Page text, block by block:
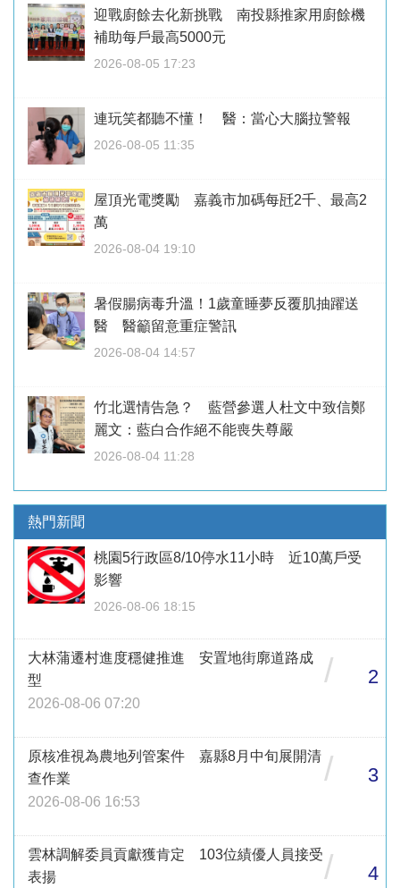
迎戰廚餘去化新挑戰 南投縣推家用廚餘機
補助每戶最高5000元
2026-08-05 17:23
連玩笑都聽不懂！ 醫：當心大腦拉警報
2026-08-05 11:35
屋頂光電獎勵 嘉義市加碼每瓩2千、最高2
萬
2026-08-04 19:10
暑假腸病毒升溫！1歲童睡夢反覆肌抽躍送
醫 醫籲留意重症警訊
2026-08-04 14:57
竹北選情告急？ 藍營參選人杜文中致信鄭
麗文：藍白合作絕不能喪失尊嚴
2026-08-04 11:28
熱門新聞
桃園5行政區8/10停水11小時 近10萬戶受
影響
2026-08-06 18:15
大林蒲遷村進度穩健推進 安置地街廓道路成
型
2026-08-06 07:20
/ 2
原核准視為農地列管案件 嘉縣8月中旬展開清
查作業
2026-08-06 16:53
/ 3
雲林調解委員貢獻獲肯定 103位績優人員接受
表揚
/ 4